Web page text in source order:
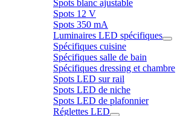
Spots blanc ajustable
Spots 12 V
Spots 350 mA
Luminaires LED spécifiques
Spécifiques cuisine
Spécifiques salle de bain
Spécifiques dressing et chambre
Spots LED sur rail
Spots LED de niche
Spots LED de plafonnier
Réglettes LED